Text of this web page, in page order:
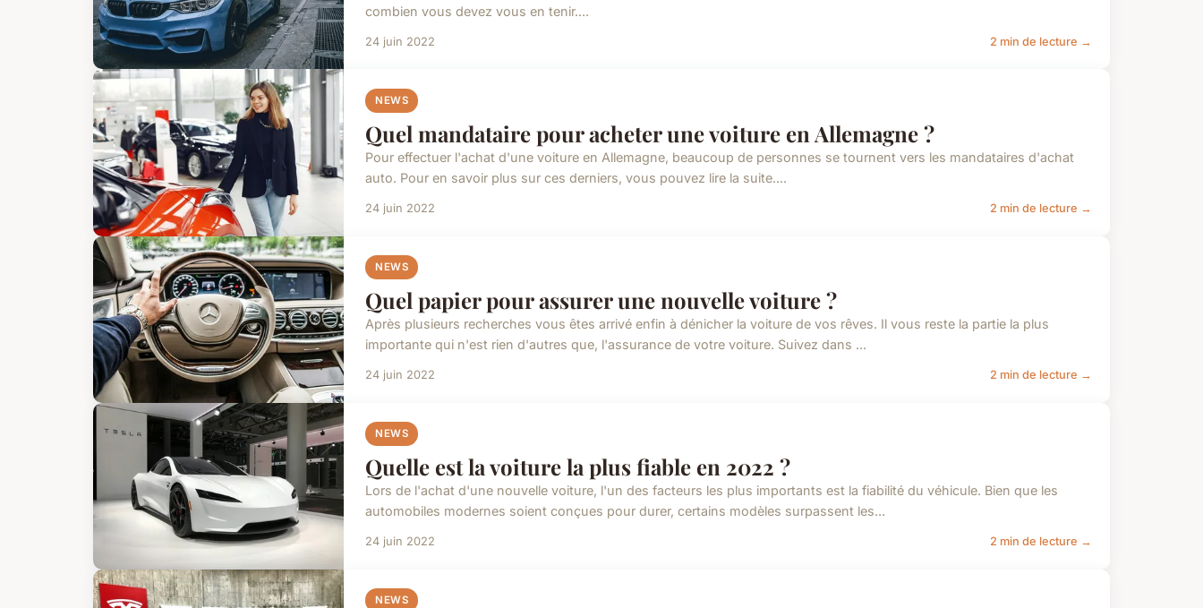
combien vous devez vous en tenir....
24 juin 2022 2 min de lecture →
NEWS
Quel mandataire pour acheter une voiture en Allemagne ?
Pour effectuer l'achat d'une voiture en Allemagne, beaucoup de personnes se tournent vers les mandataires d'achat
auto. Pour en savoir plus sur ces derniers, vous pouvez lire la suite....
24 juin 2022 2 min de lecture →
NEWS
Quel papier pour assurer une nouvelle voiture ?
Après plusieurs recherches vous êtes arrivé enfin à dénicher la voiture de vos rêves. Il vous reste la partie la plus
importante qui n'est rien d'autres que, l'assurance de votre voiture. Suivez dans ...
24 juin 2022 2 min de lecture →
NEWS
Quelle est la voiture la plus fiable en 2022 ?
Lors de l'achat d'une nouvelle voiture, l'un des facteurs les plus importants est la fiabilité du véhicule. Bien que les
automobiles modernes soient conçues pour durer, certains modèles surpassent les...
24 juin 2022 2 min de lecture →
NEWS